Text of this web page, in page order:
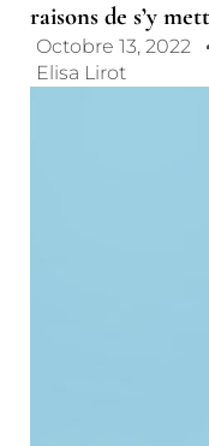
raisons de s’y
Octobre 13, 2022
Elisa Lirot